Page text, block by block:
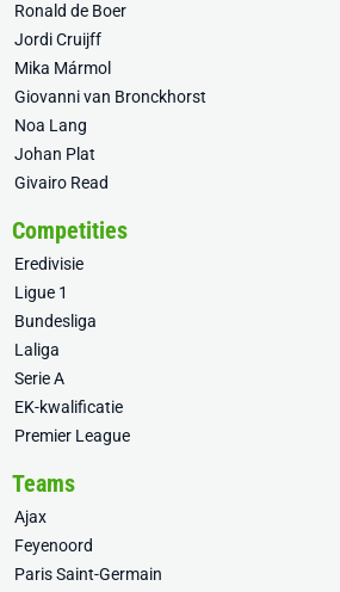
Ronald de Boer
Jordi Cruijff
Mika Mármol
Giovanni van Bronckhorst
Noa Lang
Johan Plat
Givairo Read
Competities
Eredivisie
Ligue 1
Bundesliga
Laliga
Serie A
EK-kwalificatie
Premier League
Teams
Ajax
Feyenoord
Paris Saint-Germain